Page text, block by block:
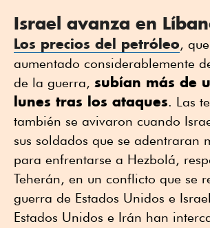
Israel avanza en
Los precios del petróleo,
aumentado considerablemente
de la guerra, subían más de
lunes tras los ataques. Las
también se avivaron cuando
sus soldados que se adentraran
para enfrentarse a Hezbolá,
Teherán, en un conflicto que se
guerra de Estados Unidos e
Estados Unidos e Irán han